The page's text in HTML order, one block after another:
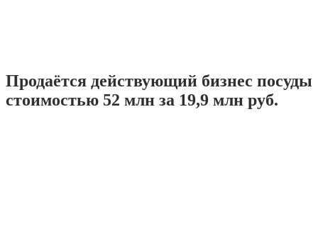
Продаётся действующий бизнес посуды
стоимостью 52 млн за 19,9 млн руб.